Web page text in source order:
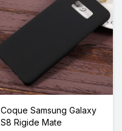
Coque Samsung Galaxy
S8 Rigide Mate